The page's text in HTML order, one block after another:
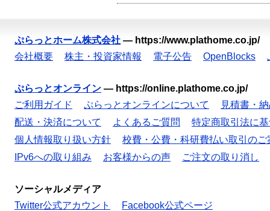
ぷらっとホーム株式会社 — https://www.plathome.co.jp/
会社概要
株主・投資家情報 電子公告 OpenBlocks
ぷらっとオンライン — https://online.plathome.co.jp/
ご利用ガイド
ぷらっとオンラインについて
見積書・
配送・決済について
よくあるご質問
特定商取引法に
個人情報取り扱い方針
校費・公費・科研費払い取引のご
IPv6への取り組み
お客様からの声 ご注文の取り消し
ソーシャルメディア
Twitter公式アカウント
Facebook公式ページ